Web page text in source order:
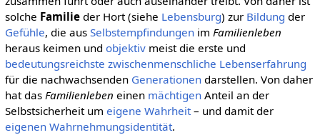
solche Familieder Hort (siehe Lebensburg) zur Bildung der
Gefühle, die aus Selbstempfindungenim Familienleben
heraus keimen und objektivmeist die erste und
bedeutungsreichste zwischenmenschliche Lebenserfahrung
für die nachwachsenden Generationendarstellen. Von daher
hat das Familienleben einen mächtigenAnteil an der
Selbstsicherheit um eigene Wahrheit– und damit der
eigenen Wahrnehmungsidentität.